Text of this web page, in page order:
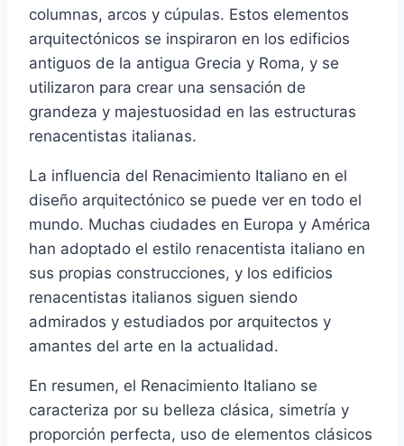
columnas, arcos y cúpulas. Estos elementos
arquitectónicos se inspiraron en los edificios
antiguos de la antigua Grecia y Roma, y se
utilizaron para crear una sensación de
grandeza y majestuosidad en las estructuras
renacentistas italianas.
La influencia del Renacimiento Italiano en el
diseño arquitectónico se puede ver en todo el
mundo. Muchas ciudades en Europa y América
han adoptado el estilo renacentista italiano en
sus propias construcciones, y los edificios
renacentistas italianos siguen siendo
admirados y estudiados por arquitectos y
amantes del arte en la actualidad.
En resumen, el Renacimiento Italiano se
caracteriza por su belleza clásica, simetría y
proporción perfecta, uso de elementos clásicos